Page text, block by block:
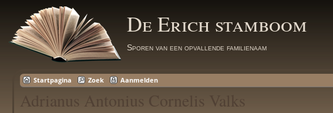
De Erich stamboom
Sporen van een opvallende familienaam
Startpagina Zoek Aanmelden
Adrianus Antonius Cornelis Valks